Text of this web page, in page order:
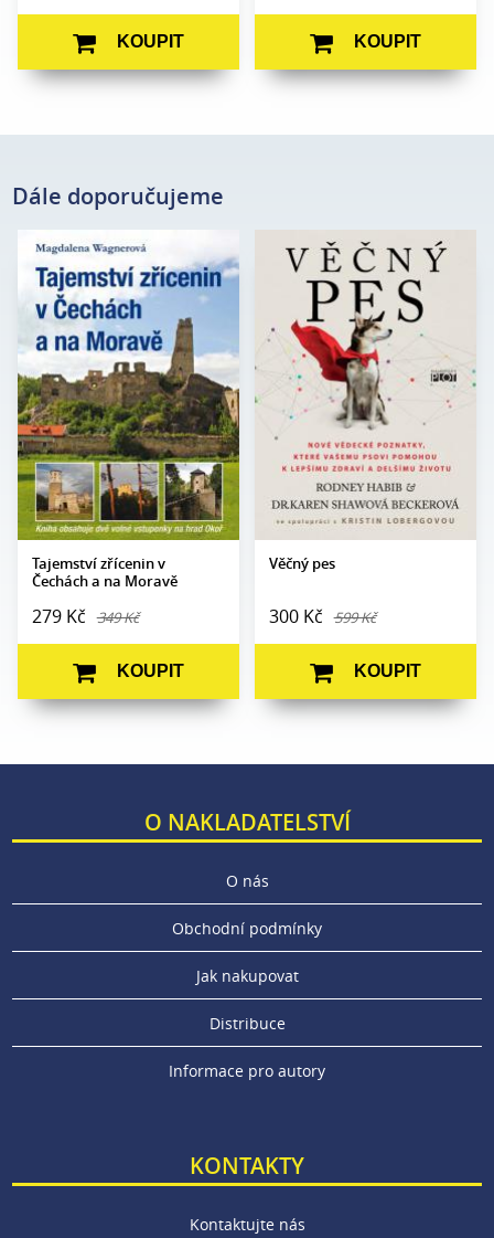
KOUPIT KOUPIT
Dále doporučujeme
Tajemství zřícenin v
Čechách a na Moravě
279 Kč 349 Kč
Autor:
Magdalena
Wagnerová
Edice:
mimo edice
Počet stran:
200
Formát:
160 x 230
Vazba:
V8a (pevná)
Obrazová
část:
Barevné fotografie
Datum
vydání:
27. 10. 2011
KOUPIT
Věčný pes
300 Kč 599 Kč
Rodney Habib, Dr. Karen
Shawová Beckerová
Edice:
Edukace
Počet
stran:
408
Formát:
165 x 237
Vazba:
V8a (pevná)
Datum
vydání:
28. 5. 2024
KOUPIT
O NAKLADATELSTVÍ
O nás
Obchodní podmínky
Jak nakupovat
Distribuce
Informace pro autory
KONTAKTY
Kontaktujte nás